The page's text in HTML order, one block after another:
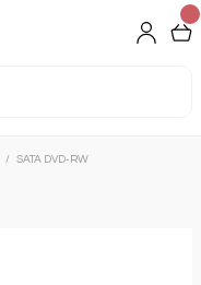
SATA DVD-RW